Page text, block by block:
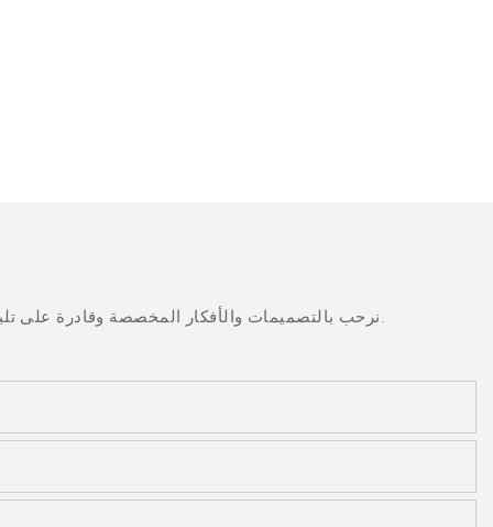
نرحب بالتصميمات والأفكار المخصصة وقادرة على تلبية المتطلبات المحددة. لمزيد من المعلومات، يرجى زيارة الموقع الإلكتروني أو الاتصال بنا مباشرة مع أسئلة أو استفسارات.